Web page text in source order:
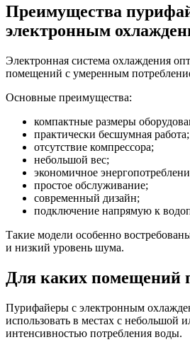
Преимущества
электронным
Электронная система охлаждения
помещений с умеренным
Основные преимущества:
компактные размеры
практически бесшумная работа;
отсутствие компрессора;
небольшой вес;
экономичное
простое обслуживание;
современный дизайн;
подключение напрямую к
Такие модели особенно
и низкий уровень шума.
Для каких помещений
Пурифайеры с электронным
использовать в местах с небольшой
интенсивностью потребления воды.